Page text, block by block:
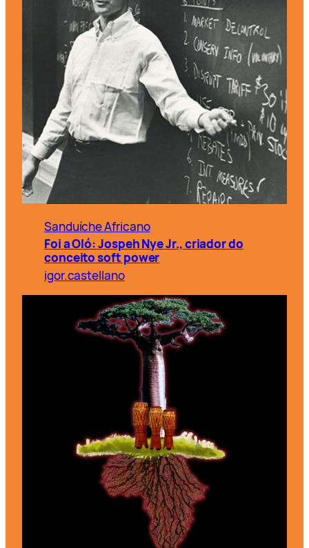
Sanduíche Africano
Foi a Oló: Jospeh Nye Jr., criador do
conceito soft power
igor.castellano